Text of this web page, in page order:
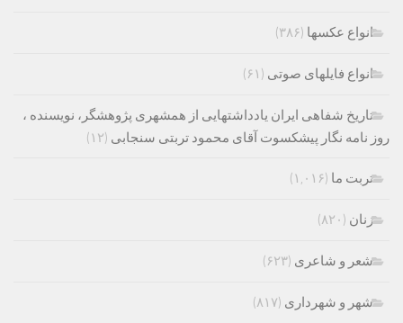
انواع عکسها (۳۸۶)
انواع فایلهای صوتی (۶۱)
تاریخ شفاهی ایران یادداشتهایی از همشهری پژوهشگر، نویسنده ،
روز نامه نگار پیشکسوت آقای محمود تربتی سنجابی (۱۲)
تربت ما (۱,۰۱۶)
زنان (۸۲۰)
شعر و شاعری (۶۲۳)
شهر و شهرداری (۸۱۷)